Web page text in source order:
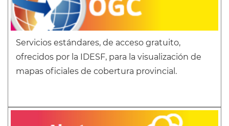
Servicios estándares, de acceso gratuito,
ofrecidos por la IDESF, para la visualización de
mapas oficiales de cobertura provincial.